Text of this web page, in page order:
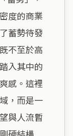
度的商業
蓄勢待發
不至於高
入其中的
感。這裡
，而是一
與人流暫